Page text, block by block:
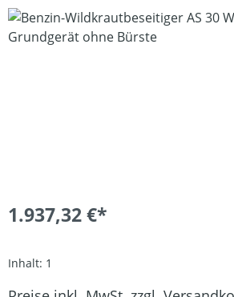
Bildergalerie überspringen
1.937,32 €*
Inhalt: 1